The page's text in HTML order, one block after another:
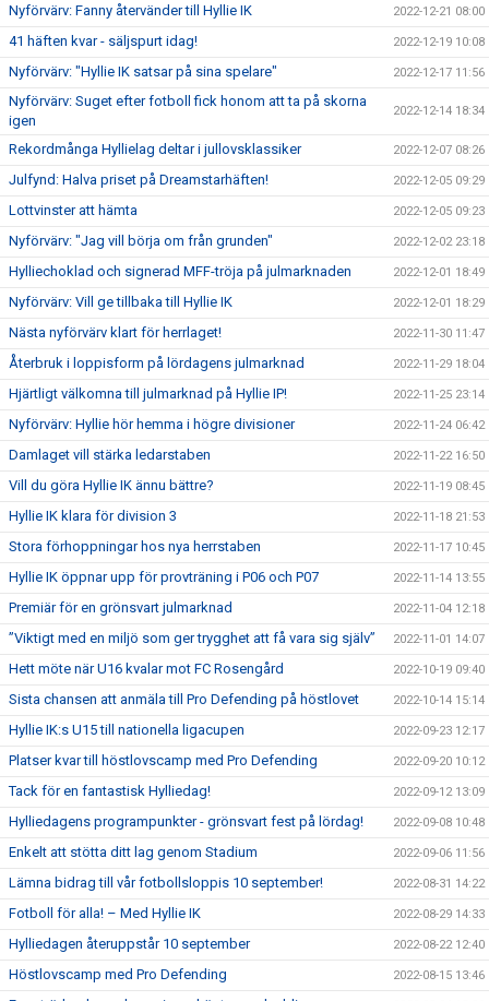
Nyförvärv: Fanny återvänder till Hyllie IK 2022-12-21 08:00
41 häften kvar - säljspurt idag! 2022-12-19 10:08
Nyförvärv: "Hyllie IK satsar på sina spelare" 2022-12-17 11:56
Nyförvärv: Suget efter fotboll fick honom att ta på skorna
igen
2022-12-14 18:34
Rekordmånga Hyllielag deltar i jullovsklassiker 2022-12-07 08:26
Julfynd: Halva priset på Dreamstarhäften! 2022-12-05 09:29
Lottvinster att hämta 2022-12-05 09:23
Nyförvärv: "Jag vill börja om från grunden" 2022-12-02 23:18
Hylliechoklad och signerad MFF-tröja på julmarknaden 2022-12-01 18:49
Nyförvärv: Vill ge tillbaka till Hyllie IK 2022-12-01 18:29
Nästa nyförvärv klart för herrlaget! 2022-11-30 11:47
Återbruk i loppisform på lördagens julmarknad 2022-11-29 18:04
Hjärtligt välkomna till julmarknad på Hyllie IP! 2022-11-25 23:14
Nyförvärv: Hyllie hör hemma i högre divisioner 2022-11-24 06:42
Damlaget vill stärka ledarstaben 2022-11-22 16:50
Vill du göra Hyllie IK ännu bättre? 2022-11-19 08:45
Hyllie IK klara för division 3 2022-11-18 21:53
Stora förhoppningar hos nya herrstaben 2022-11-17 10:45
Hyllie IK öppnar upp för provträning i P06 och P07 2022-11-14 13:55
Premiär för en grönsvart julmarknad 2022-11-04 12:18
”Viktigt med en miljö som ger trygghet att få vara sig själv” 2022-11-01 14:07
Hett möte när U16 kvalar mot FC Rosengård 2022-10-19 09:40
Sista chansen att anmäla till Pro Defending på höstlovet 2022-10-14 15:14
Hyllie IK:s U15 till nationella ligacupen 2022-09-23 12:17
Platser kvar till höstlovscamp med Pro Defending 2022-09-20 10:12
Tack för en fantastisk Hylliedag! 2022-09-12 13:09
Hylliedagens programpunkter - grönsvart fest på lördag! 2022-09-08 10:48
Enkelt att stötta ditt lag genom Stadium 2022-09-06 11:56
Lämna bidrag till vår fotbollsloppis 10 september! 2022-08-31 14:22
Fotboll för alla! – Med Hyllie IK 2022-08-29 14:33
Hylliedagen återuppstår 10 september 2022-08-22 12:40
Höstlovscamp med Pro Defending 2022-08-15 13:46